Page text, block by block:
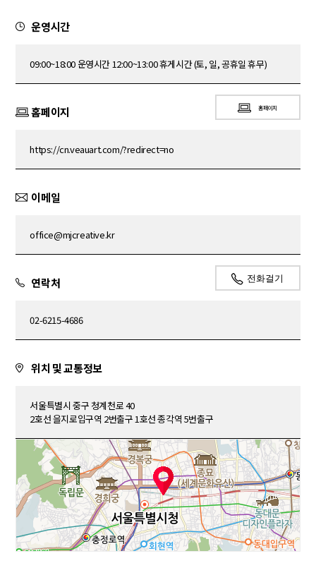
운영시간
09:00~18:00 운영시간 12:00~13:00 휴게시간 (토, 일, 공휴일 휴무)
홈페이지
https://cn.veauart.com/?redirect=no
홈페이지
이메일
office@mjcreative.kr
연락처
02-6215-4686
전화걸기
위치 및 교통정보
서울특별시 중구 청계천로 40
2호선 을지로입구역 2번출구 1호선 종각역 5번출구